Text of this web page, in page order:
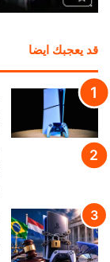
قد يعجبك ايضا